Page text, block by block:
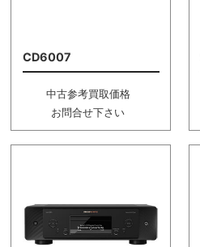
CD6007
中古参考買取価格
お問合せ下さい